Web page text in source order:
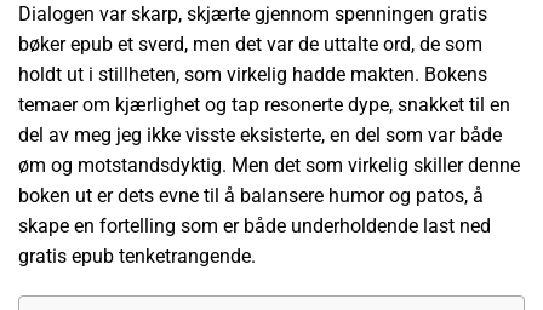
Dialogen var skarp, skjærte gjennom spenningen gratis
bøker epub et sverd, men det var de uttalte ord, de som
holdt ut i stillheten, som virkelig hadde makten. Bokens
temaer om kjærlighet og tap resonerte dype, snakket til en
del av meg jeg ikke visste eksisterte, en del som var både
øm og motstandsdyktig. Men det som virkelig skiller denne
boken ut er dets evne til å balansere humor og patos, å
skape en fortelling som er både underholdende last ned
gratis epub tenketrangende.